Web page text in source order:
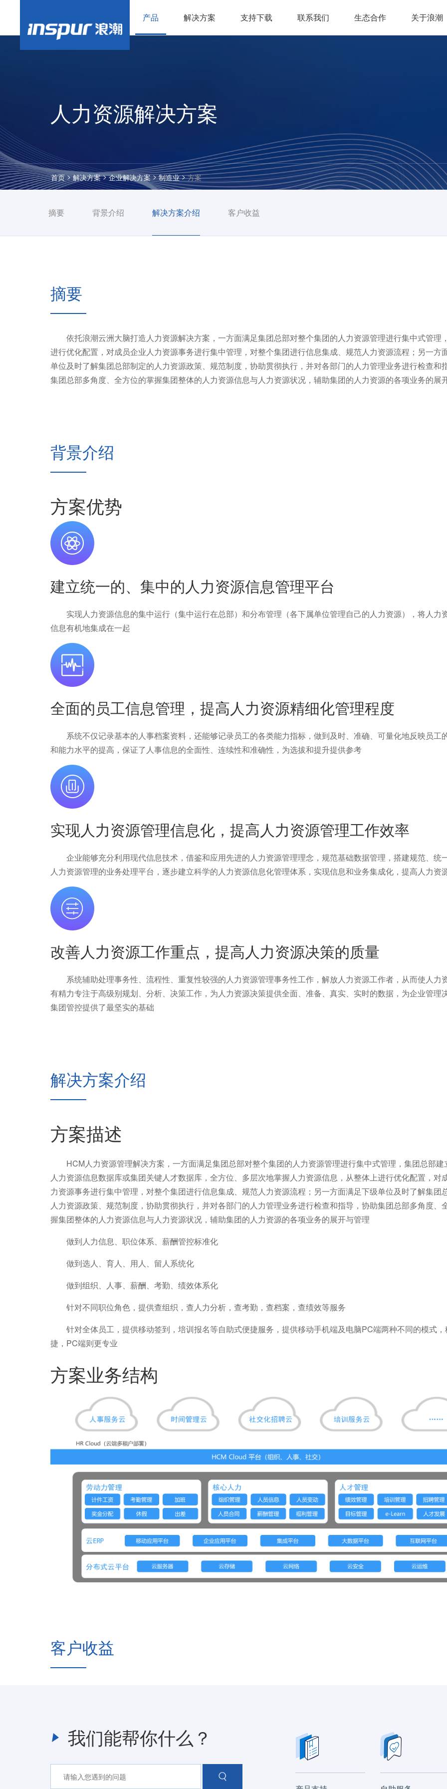
产品 解决方案 支持下载 联系我们 生态合作 关于浪潮
人力资源解决方案
首页>解决方案>企业解决方案>制造业>方案
摘要 背景介绍 解决方案介绍 客户收益
摘要
依托浪潮云洲大脑打造人力资源解决方案，一方面满足集团总部对整个集团的人力资源管理进行集中式管理
进行优化配置，对成员企业人力资源事务进行集中管理，对整个集团进行信息集成、规范人力资源流程；另一方
单位及时了解集团总部制定的人力资源政策、规范制度，协助贯彻执行，并对各部门的人力管理业务进行检查和
集团总部多角度、全方位的掌握集团整体的人力资源信息与人力资源状况，辅助集团的人力资源的各项业务的展
背景介绍
方案优势
建立统一的、集中的人力资源信息管理平台
实现人力资源信息的集中运行（集中运行在总部）和分布管理（各下属单位管理自己的人力资源），将人力
信息有机地集成在一起
全面的员工信息管理，提高人力资源精细化管理程度
系统不仅记录基本的人事档案资料，还能够记录员工的各类能力指标，做到及时、准确、可量化地反映员工
和能力水平的提高，保证了人事信息的全面性、连续性和准确性，为选拔和提升提供参考
实现人力资源管理信息化，提高人力资源管理工作效率
企业能够充分利用现代信息技术，借鉴和应用先进的人力资源管理理念，规范基础数据管理，搭建规范、统
人力资源管理的业务处理平台，逐步建立科学的人力资源信息化管理体系，实现信息和业务集成化，提高人力资
改善人力资源工作重点，提高人力资源决策的质量
系统辅助处理事务性、流程性、重复性较强的人力资源管理事务性工作，解放人力资源工作者，从而使人力
有精力专注于高级别规划、分析、决策工作，为人力资源决策提供全面、准备、真实、实时的数据，为企业管理
集团管控提供了最坚实的基础
解决方案介绍
方案描述
HCM人力资源管理解决方案，一方面满足集团总部对整个集团的人力资源管理进行集中式管理，集团总部建
人力资源信息数据库或集团关键人才数据库，全方位、多层次地掌握人力资源信息，从整体上进行优化配置，对
力资源事务进行集中管理，对整个集团进行信息集成、规范人力资源流程；另一方面满足下级单位及时了解集团
人力资源政策、规范制度，协助贯彻执行，并对各部门的人力管理业务进行检查和指导，协助集团总部多角度、
握集团整体的人力资源信息与人力资源状况，辅助集团的人力资源的各项业务的展开与管理
做到人力信息、职位体系、薪酬管控标准化
做到选人、育人、用人、留人系统化
做到组织、人事、薪酬、考勤、绩效体系化
针对不同职位角色，提供查组织，查人力分析，查考勤，查档案，查绩效等服务
针对全体员工，提供移动签到，培训报名等自助式便捷服务，提供移动手机端及电脑PC端两种不同的模式，
捷，PC端则更专业
方案业务结构
客户收益
我们能帮你什么？